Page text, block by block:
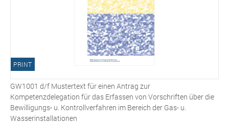
PRINT
GW1001 d/f Mustertext für einen Antrag zur
Kompetenzdelegation für das Erfassen von Vorschriften über die
Bewilligungs- u. Kontrollverfahren im Bereich der Gas- u.
Wasserinstallationen